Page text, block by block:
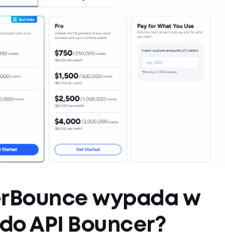
wypada w
API Bouncer?